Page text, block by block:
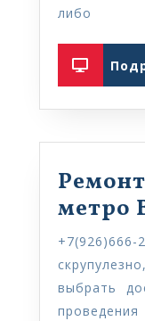
либо
метро
выбрать